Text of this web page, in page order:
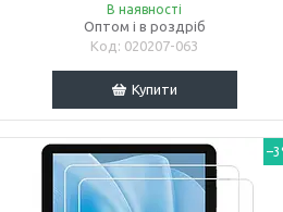
В наявності
Оптом і в роздріб
020207-063
Купити